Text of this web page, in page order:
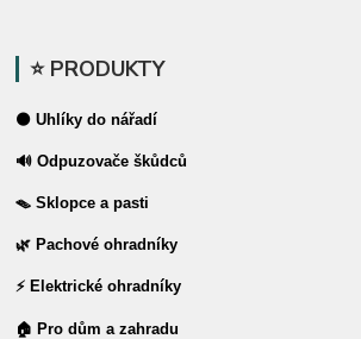
⭐ PRODUKTY
⚫ Uhlíky do nářadí
🔊 Odpuzovače škůdců
🪤 Sklopce a pasti
🌿 Pachové ohradníky
⚡ Elektrické ohradníky
🏠 Pro dům a zahradu